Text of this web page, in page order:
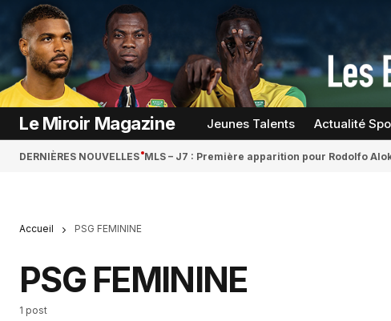
Le Miroir Magazine Jeunes Talents Actualité
DERNIÈRES NOUVELLES MLS – J7 : Première apparition pour Rodolfo
Accueil PSG FEMININE
PSG FEMININE
1 post